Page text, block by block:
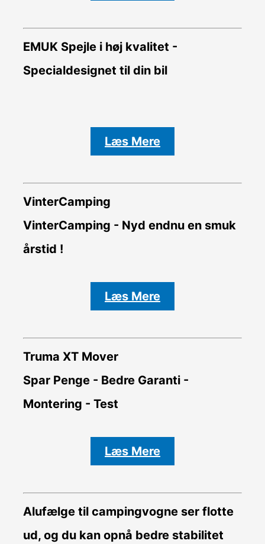
EMUK Spejle i høj kvalitet -
Specialdesignet til din bil
Læs Mere
VinterCamping
VinterCamping - Nyd endnu en smuk
årstid !
Læs Mere
Truma XT Mover
Spar Penge - Bedre Garanti -
Montering - Test
Læs Mere
Alufælge til campingvogne ser flotte
ud, og du kan opnå bedre stabilitet